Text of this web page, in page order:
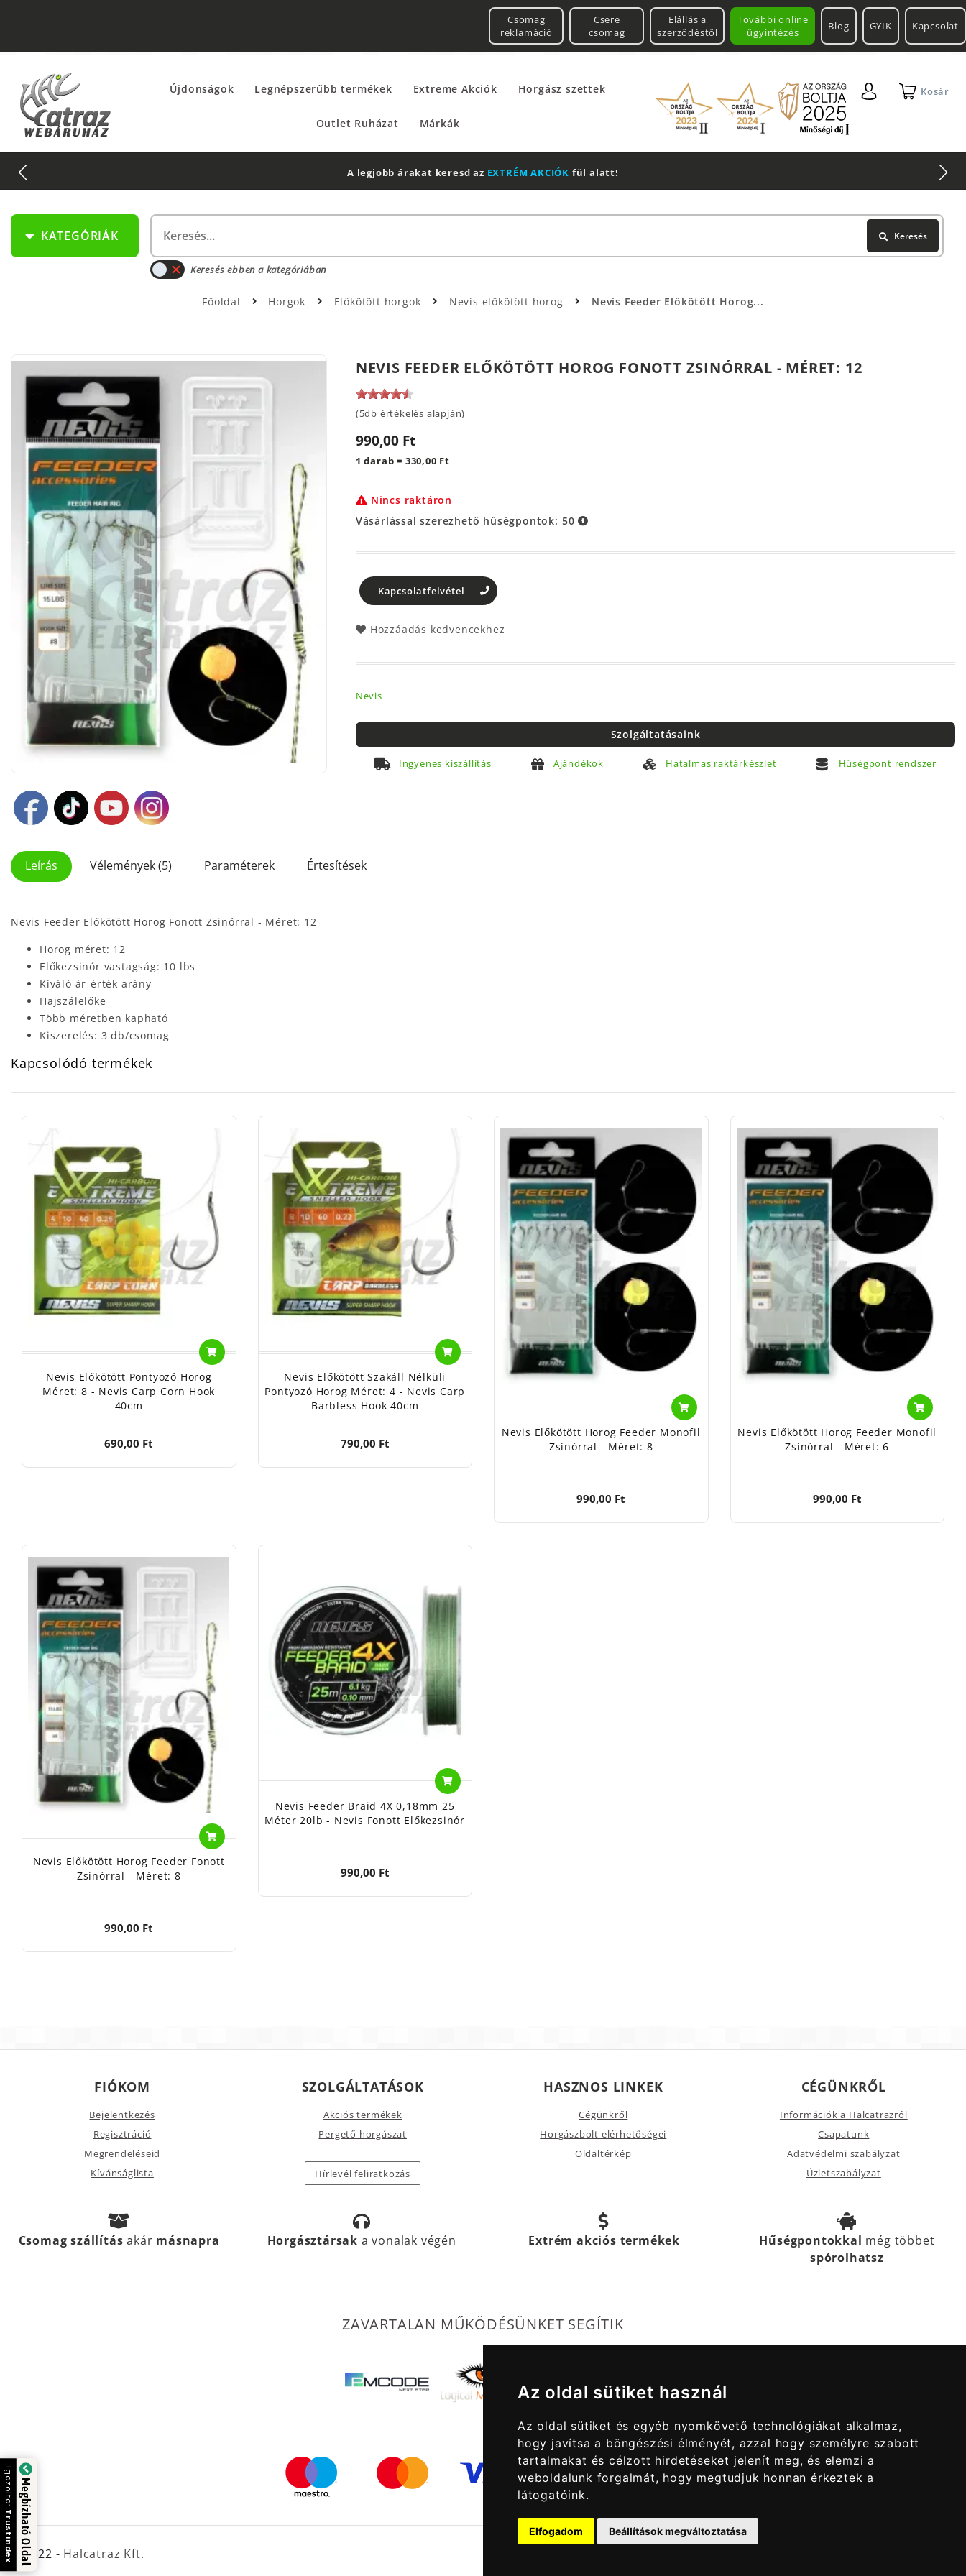
Az oldal sütiket használ
Az oldal sütiket és egyéb nyomkövető technológiákat alkalmaz,
hogy javítsa a böngészési élményét, azzal hogy személyre szabott
tartalmakat és célzott hirdetéseket jelenít meg, és elemzi a
weboldalunk forgalmát, hogy megtudjuk honnan érkeztek a
látogatóink.
Elfogadom Beállítások megváltoztatása
További online
ügyintézés
Csomag
reklamáció
Csere
csomag
Elállás a
szerződéstől
Blog GYIK Kapcsolat
Újdonságok Legnépszerűbb termékek Extreme Akciók Horgász szettek
Outlet Ruházat Márkák
Kosár
2 db Shimano Aero Technium +LeathermanMultitool
KATEGÓRIÁK Keresés
Keresés ebben a kategóriában
Főoldal Horgok Előkötött horgok Nevis előkötött horog Nevis Feeder Előkötött Horog...
NEVIS FEEDER ELŐKÖTÖTT HOROG FONOTT ZSINÓRRAL - MÉRET: 12
(5db értékelés alapján)
990,00 Ft
1 darab = 330,00 Ft
Nincs raktáron
Vásárlással szerezhető hűségpontok: 50
Kapcsolatfelvétel
Hozzáadás kedvencekhez
Nevis
Szolgáltatásaink
Ingyenes kiszállítás Ajándékok Hatalmas raktárkészlet Hűségpont rendszer
Leírás Vélemények (5) Paraméterek Értesítések
Nevis Feeder Előkötött Horog Fonott Zsinórral - Méret: 12
Horog méret: 12
Előkezsinór vastagság: 10 lbs
Kiváló ár-érték arány
Hajszálelőke
Több méretben kapható
Kiszerelés: 3 db/csomag
Kapcsolódó termékek
Nevis Előkötött Pontyozó Horog
Méret: 8 - Nevis Carp Corn Hook
40cm
690,00 Ft
Nevis Előkötött Szakáll Nélküli
Pontyozó Horog Méret: 4 - Nevis Carp
Barbless Hook 40cm
790,00 Ft
Nevis Előkötött Horog Feeder Monofil
Zsinórral - Méret: 8
990,00 Ft
Nevis Előkötött Horog Feeder Monofil
Zsinórral - Méret: 6
990,00 Ft
Nevis Előkötött Horog Feeder Fonott
Zsinórral - Méret: 8
990,00 Ft
Nevis Feeder Braid 4X 0,18mm 25
Méter 20lb - Nevis Fonott Előkezsinór
990,00 Ft
FIÓKOM
Bejelentkezés
Regisztráció
Megrendeléseid
Kívánságlista
SZOLGÁLTATÁSOK
Akciós termékek
Pergető horgászat
Hírlevél feliratkozás
HASZNOS LINKEK
Cégünkről
Horgászbolt elérhetőségei
Oldaltérkép
CÉGÜNKRŐL
Információk a Halcatrazról
Csapatunk
Adatvédelmi szabályzat
Üzletszabályzat
Csomag szállításakár másnapra Horgásztársak a vonalak végén Extrém akciós termékek Hűségpontokkal még többet
spórolhatsz
ZAVARTALAN MŰKÖDÉSÜNKET SEGÍTIK
© 2022 - Halcatraz Kft.
Megbízható Oldal
Igazolta:
Trustindex